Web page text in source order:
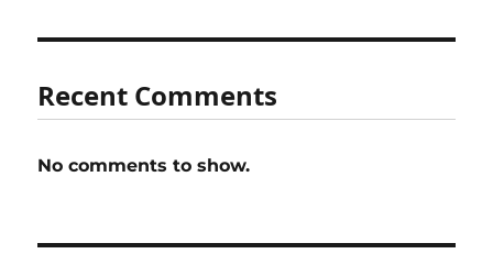
Recent Comments
No comments to show.